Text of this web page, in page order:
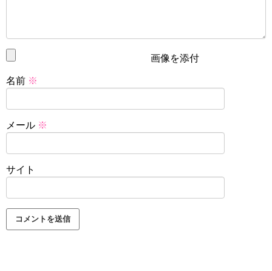
画像を添付
名前 ※
メール ※
サイト